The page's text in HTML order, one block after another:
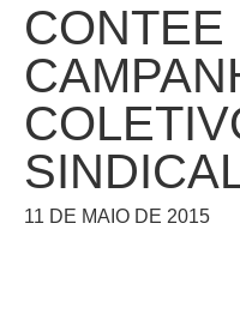
CONTEE
11 DE MAIO DE 2015